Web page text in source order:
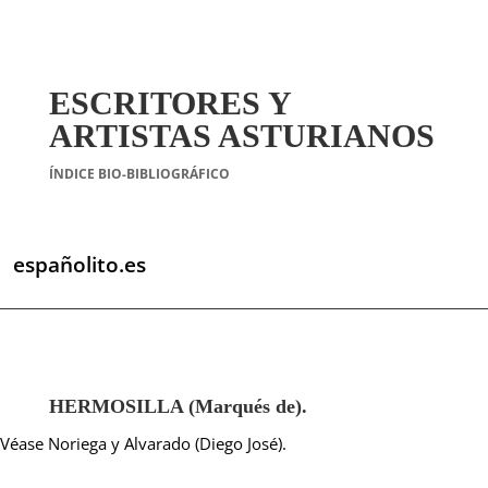
ESCRITORES Y
ARTISTAS ASTURIANOS
ÍNDICE BIO-BIBLIOGRÁFICO
españolito.es
HERMOSILLA (Marqués de).
Véase Noriega y Alvarado (Diego José).